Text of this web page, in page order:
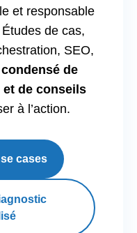
et responsable
de cas,
SEO,
de
et de conseils
à l’action.
cases